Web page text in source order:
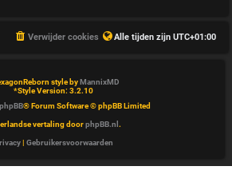
Alle tijden zijn UTC+01:00
Verwijder cookies
style byMannixMD
*Style Version: 3.2.10
phpBB® Forum Software © phpBB Limited
vertaling doorphpBB.nl .
| Gebruikersvoorwaarden